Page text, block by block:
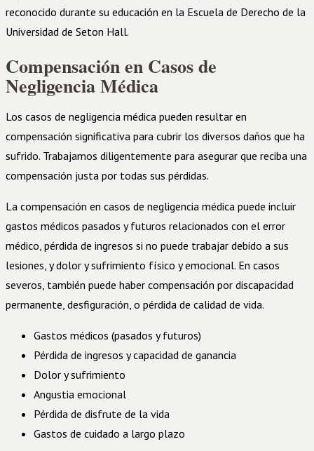
reconocido durante su educación en la Escuela de Derecho de la
Universidad de Seton Hall.
Compensación en Casos de
Negligencia Médica
Los casos de negligencia médica pueden resultar en
compensación significativa para cubrir los diversos daños que ha
sufrido. Trabajamos diligentemente para asegurar que reciba una
compensación justa por todas sus pérdidas.
La compensación en casos de negligencia médica puede incluir
gastos médicos pasados y futuros relacionados con el error
médico, pérdida de ingresos si no puede trabajar debido a sus
lesiones, y dolor y sufrimiento físico y emocional. En casos
severos, también puede haber compensación por discapacidad
permanente, desfiguración, o pérdida de calidad de vida.
Gastos médicos (pasados y futuros)
Pérdida de ingresos y capacidad de ganancia
Dolor y sufrimiento
Angustia emocional
Pérdida de disfrute de la vida
Gastos de cuidado a largo plazo